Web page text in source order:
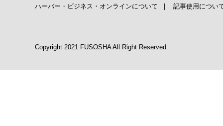
ハーバー・ビジネス・オンラインについて 記事使用につい
Copyright 2021 FUSOSHA All Right Reserved.